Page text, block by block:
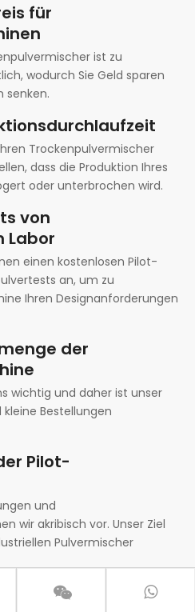
für
ist zu
wodurch Sie Geld sparen
senken.
Trockenpulvermischer
dass die Produktion Ihres
oder unterbrochen wird.
von
Labor
einen kostenlosen Pilot-
an, um zu
Ihren Designanforderungen
der
wichtig und daher ist unser
kleine Bestellungen
Pilot-
und
wir akribisch vor. Unser Ziel
Pulvermischer